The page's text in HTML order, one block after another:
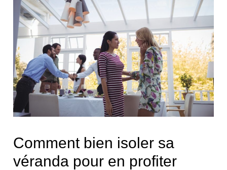
Comment bien isoler sa
véranda pour en profiter